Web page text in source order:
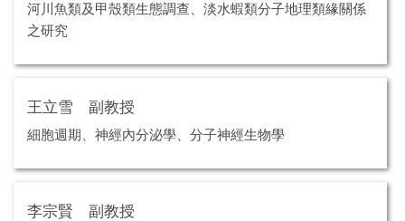
河川魚類及甲殼類生態調查、淡水蝦類分子地理類緣關係
之研究
王立雪 副教授
細胞週期、神經內分泌學、分子神經生物學
李宗賢 副教授